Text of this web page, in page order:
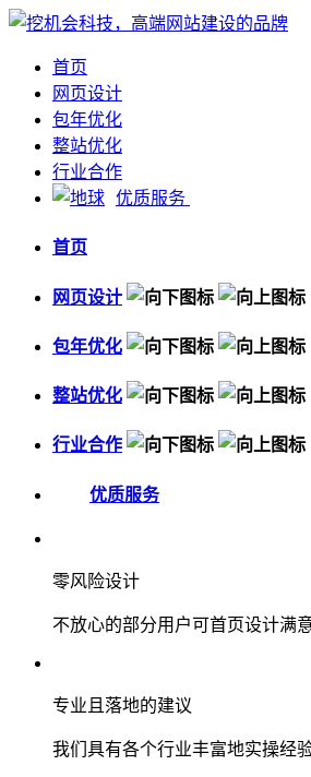
首页
网页设计
包年优化
整站优化
行业合作
优质服务
首页
网页设计
包年优化
整站优化
行业合作
优质服务
零风险设计
不放心的部分用户可首页设计满
专业且落地的建议
我们具有各个行业丰富地实操经